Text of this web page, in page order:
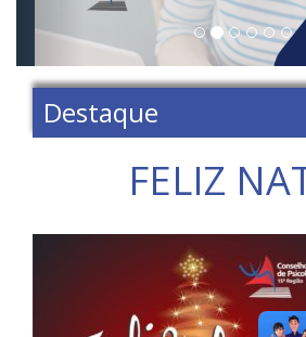
Destaque
FELIZ